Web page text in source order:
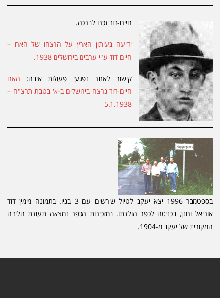
חיים-דוד זכרו לברכה.
ידיעה בעיתון הארץ על הרצחו של האח –
חיים דוד ע"י ערבים בירושלים 1938.
קישור לאתר נפגעי פעולות איבה:האח
חיים-דוד נרצח בירושלים ב-א' בטבת תרצ"ח –
5.1.1938
בספטמבר 1996 יצא יעקב לטיול שורשים עם 3 בניו. בתמונה מימין דוד
וחנן, בכניסה לכפר הולדתו. במזכירות הכפר נמצאה תעודת הלידה
של יעקב מ-1904.